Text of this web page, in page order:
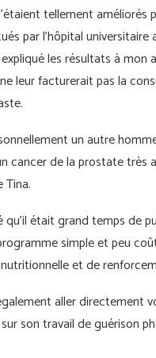
tellement améliorés
par l'hôpital universitaire
les résultats à mon
leur facturerait pas la
un autre
cancer de la prostate très
qu'il était grand temps de
simple et peu
et de
aller directement
sur son travail de guérison